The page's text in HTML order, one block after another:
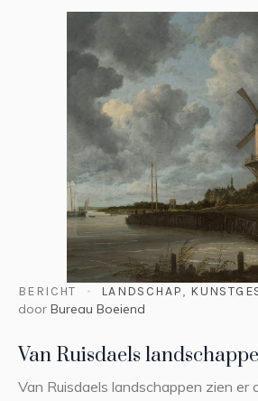
BERICHT LANDSCHAP,
door Bureau Boeiend
Van Ruisdaels
Van Ruisdaels landschappen zien er